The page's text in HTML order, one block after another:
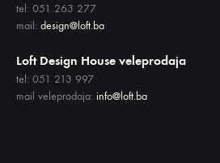
tel: 051 263 277
mail: design@loft.ba
Loft Design House veleprodaja
tel: 051 213 997
mail veleprodaja: info@loft.ba